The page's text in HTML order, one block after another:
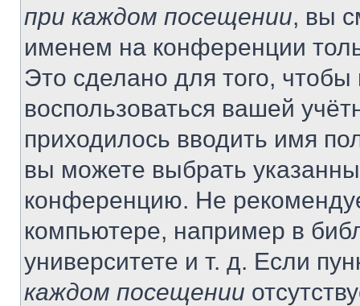
при каждом посещении, вы
именем на конференции
Это сделано для того, чтобы
воспользоваться вашей
приходилось вводить имя
вы можете выбрать
конференцию. Не
компьютере, например в
университете и т. д. Если
каждом посещении